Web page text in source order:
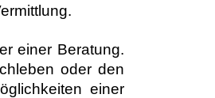
einer Beratung.
oder den
einer